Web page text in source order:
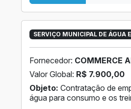
SERVIÇO MUNICIPAL DE ÁGUA
Fornecedor: COMMERCE
Valor Global: R$ 7.900,00
Objeto: Contratação de
água para consumo e os